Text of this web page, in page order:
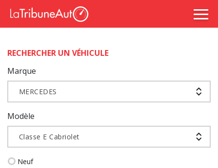
RECHERCHER UN VÉHICULE
Marque
MERCEDES
Modèle
Classe E Cabriolet
Neuf